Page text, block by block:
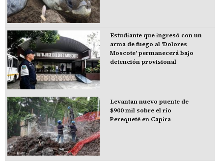
Estudiante que ingresó con un
arma de fuego al 'Dolores
Moscote' permanecerá bajo
detención provisional
Levantan nuevo puente de
$900 mil sobre el río
Perequeté en Capira